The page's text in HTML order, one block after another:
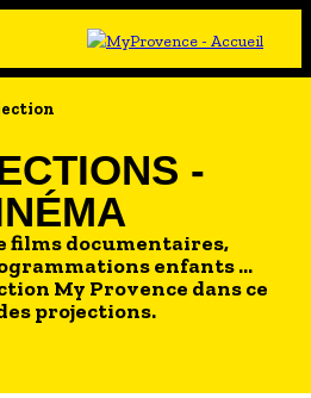
COUTUMES
-
films documentaires,
enfants …
My Provence dans ce
projections.